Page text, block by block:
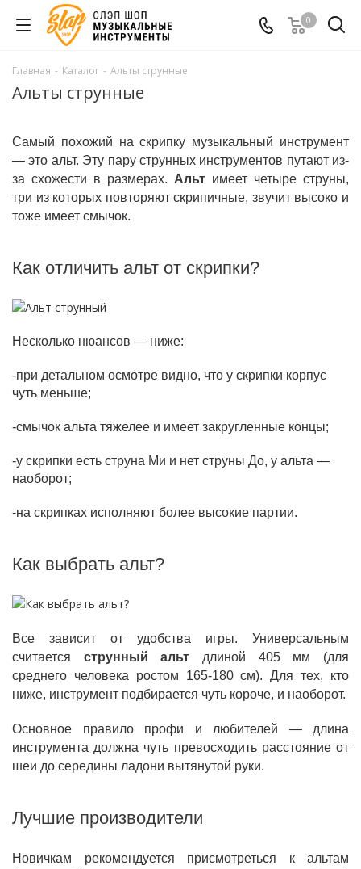
0
Главная - Каталог - Альты струнные
Альты струнные
Самый похожий на скрипку музыкальный инструмент
— это альт. Эту пару струнных инструментов путают из-
за схожести в размерах. Альт имеет четыре струны,
три из которых повторяют скрипичные, звучит высоко и
тоже имеет смычок.
Как отличить альт от скрипки?
Несколько нюансов — ниже:
-при детальном осмотре видно, что у скрипки корпус
чуть меньше;
-смычок альта тяжелее и имеет закругленные концы;
-у скрипки есть струна Ми и нет струны До, у альта —
наоборот;
-на скрипках исполняют более высокие партии.
Как выбрать альт?
Все зависит от удобства игры. Универсальным
считается струнный альт длиной 405 мм (для
среднего человека ростом 165-180 см). Для тех, кто
ниже, инструмент подбирается чуть короче, и наоборот.
Основное правило профи и любителей — длина
инструмента должна чуть превосходить расстояние от
шеи до середины ладони вытянутой руки.
Лучшие производители
Новичкам рекомендуется присмотреться к альтам